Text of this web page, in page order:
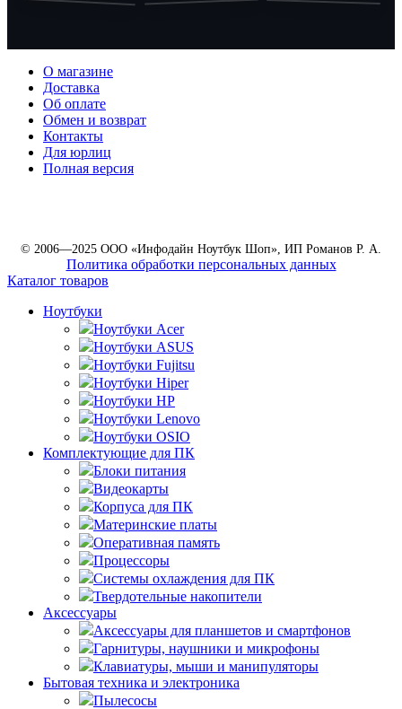
О магазине
Доставка
Об оплате
Обмен и возврат
Контакты
Для юрлиц
Полная версия
© 2006—2025 ООО «Инфодайн Ноутбук Шоп», ИП Романов Р. А.
Политика обработки персональных данных
Каталог товаров
Ноутбуки
Ноутбуки Acer
Ноутбуки ASUS
Ноутбуки Fujitsu
Ноутбуки Hiper
Ноутбуки HP
Ноутбуки Lenovo
Ноутбуки OSIO
Комплектующие для ПК
Блоки питания
Видеокарты
Корпуса для ПК
Материнские платы
Оперативная память
Процессоры
Системы охлаждения для ПК
Твердотельные накопители
Аксессуары
Аксессуары для планшетов и смартфонов
Гарнитуры, наушники и микрофоны
Клавиатуры, мыши и манипуляторы
Бытовая техника и электроника
Пылесосы